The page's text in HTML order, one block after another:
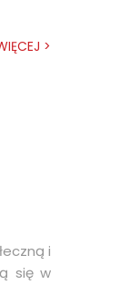
>
i
się w